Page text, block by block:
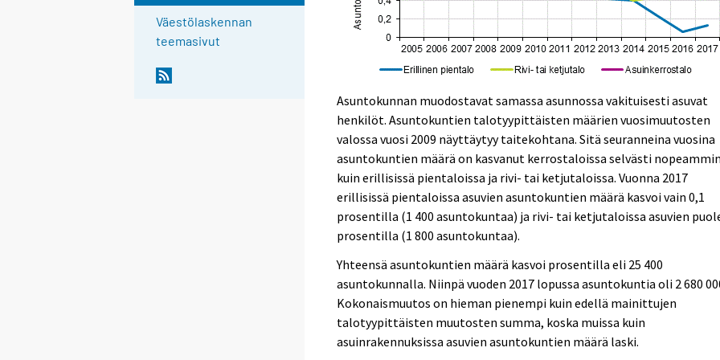
Väestölaskennan
teemasivut
Asuntokunnan muodostavat samassa asunnossa vakituisesti asuvat
henkilöt. Asuntokuntien talotyypittäisten määrien vuosimuutosten
valossa vuosi 2009 näyttäytyy taitekohtana. Sitä seuranneina vuosina
asuntokuntien määrä on kasvanut kerrostaloissa selvästi
kuin erillisissä pientaloissa ja rivi- tai ketjutaloissa. Vuonna 2017
erillisissä pientaloissa asuvien asuntokuntien määrä kasvoi vain 0,1
prosentilla (1 400 asuntokuntaa) ja rivi- tai ketjutaloissa asuvien
prosentilla (1 800 asuntokuntaa).
Yhteensä asuntokuntien määrä kasvoi prosentilla eli 25 400
asuntokunnalla. Niinpä vuoden 2017 lopussa asuntokuntia oli 2 680
Kokonaismuutos on hieman pienempi kuin edellä mainittujen
talotyypittäisten muutosten summa, koska muissa kuin
asuinrakennuksissa asuvien asuntokuntien määrä laski.